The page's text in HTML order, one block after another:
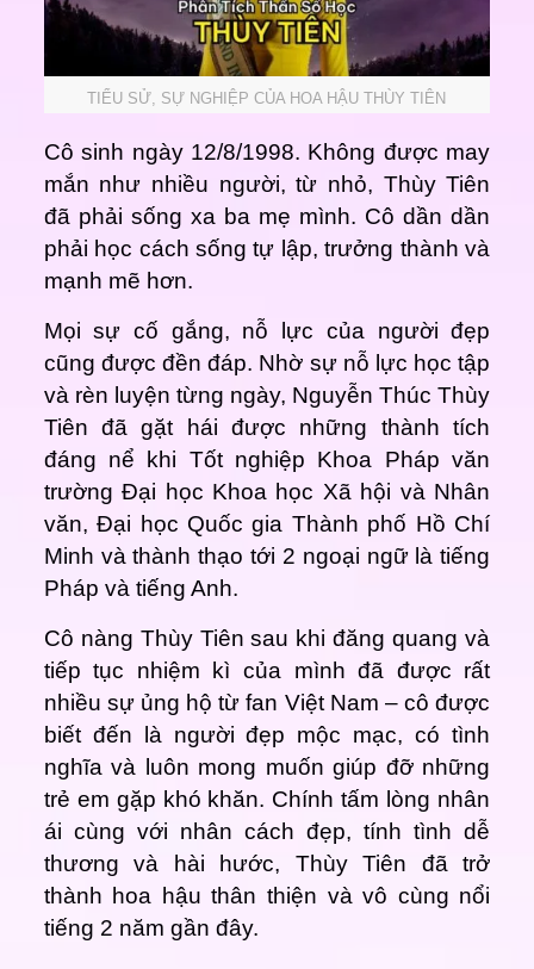
TIỂU SỬ, SỰ NGHIỆP CỦA HOA HẬU THÙY TIÊN
Cô sinh ngày 12/8/1998. Không được may
mắn như nhiều người, từ nhỏ, Thùy Tiên
đã phải sống xa ba mẹ mình. Cô dần dần
phải học cách sống tự lập, trưởng thành và
mạnh mẽ hơn.
Mọi sự cố gắng, nỗ lực của người đẹp
cũng được đền đáp. Nhờ sự nỗ lực học tập
và rèn luyện từng ngày, Nguyễn Thúc Thùy
Tiên đã gặt hái được những thành tích
đáng nể khi Tốt nghiệp Khoa Pháp văn
trường Đại học Khoa học Xã hội và Nhân
văn, Đại học Quốc gia Thành phố Hồ Chí
Minh và thành thạo tới 2 ngoại ngữ là tiếng
Pháp và tiếng Anh.
Cô nàng Thùy Tiên sau khi đăng quang và
tiếp tục nhiệm kì của mình đã được rất
nhiều sự ủng hộ từ fan Việt Nam – cô được
biết đến là người đẹp mộc mạc, có tình
nghĩa và luôn mong muốn giúp đỡ những
trẻ em gặp khó khăn. Chính tấm lòng nhân
ái cùng với nhân cách đẹp, tính tình dễ
thương và hài hước, Thùy Tiên đã trở
thành hoa hậu thân thiện và vô cùng nổi
tiếng 2 năm gần đây.